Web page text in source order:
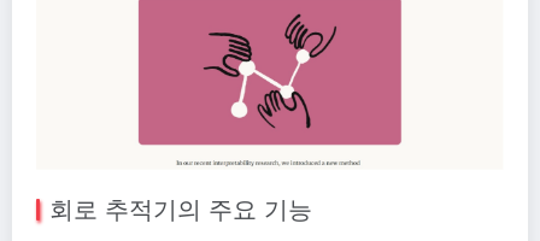
회로 추적기의 주요 기능